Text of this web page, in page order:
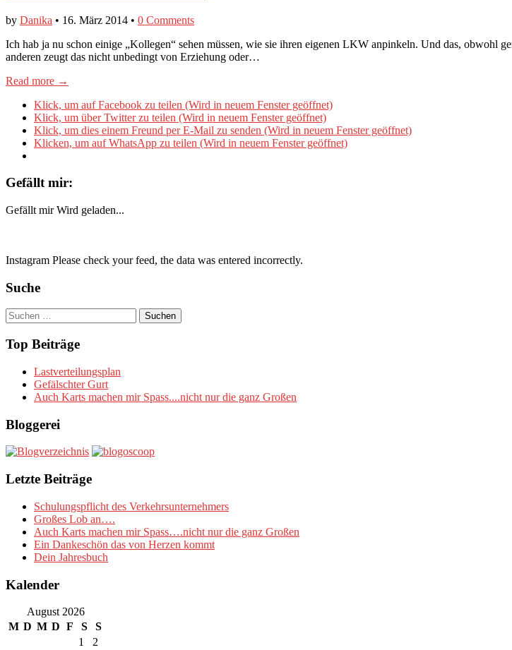
by Danika • 16. März 2014 • 0 Comments
Ich hab ja nu schon einige „Kollegen“ sehen müssen, wie sie ihren eigenen LKW anpinkeln. Und das, obwohl
anderen zeugt das nicht unbedingt von Erziehung oder…
Read more →
Klick, um auf Facebook zu teilen (Wird in neuem Fenster geöffnet)
Klick, um über Twitter zu teilen (Wird in neuem Fenster geöffnet)
Klick, um dies einem Freund per E-Mail zu senden (Wird in neuem Fenster geöffnet)
Klicken, um auf WhatsApp zu teilen (Wird in neuem Fenster geöffnet)
Gefällt mir:
Gefällt mir Wird geladen...
Instagram Please check your feed, the data was entered incorrectly.
Suche
Suchen
nach:
Top Beiträge
Lastverteilungsplan
Gefälschter Gurt
Auch Karts machen mir Spass....nicht nur die ganz Großen
Bloggerei
Letzte Beiträge
Schulungspflicht des Verkehrsunternehmers
Großes Lob an….
Auch Karts machen mir Spass….nicht nur die ganz Großen
Ein Dankeschön das von Herzen kommt
Dein Jahresbuch
Kalender
August 2026
M D M D F S
S
1
2